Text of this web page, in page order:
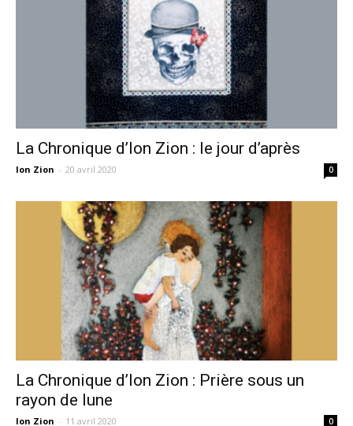
La Chronique d’Ion Zion : le jour d’après
Ion Zion - 20 avril 2020 0
La Chronique d’Ion Zion : Prière sous un
rayon de lune
Ion Zion - 11 avril 2020 0